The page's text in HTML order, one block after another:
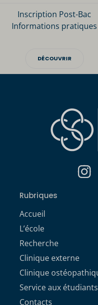
Inscription Post-Bac
Informations pratiques
DÉCOUVRIR
Rubriques
Accueil
L’école
Recherche
Clinique externe
Clinique
Service aux étudiants
Contacts